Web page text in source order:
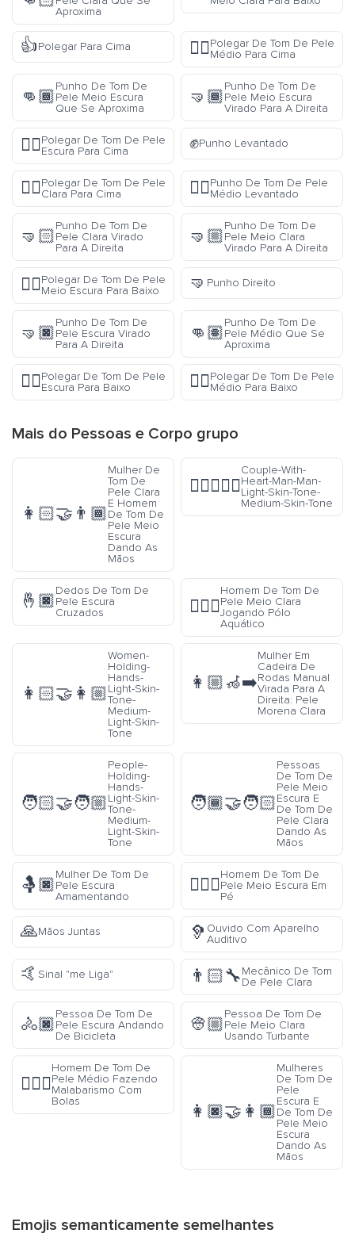
Aproxima
👍Polegar Para Cima 👍🏽Polegar De Tom De Pele
Médio Para Cima
👊🏾
Punho De Tom De
Pele Meio Escura
Que Se Aproxima
🤜🏾
Punho De Tom De
Pele Meio Escura
Virado Para A Direita
👍🏿Polegar De Tom De Pele
Escura Para Cima
✊Punho Levantado
👍🏻Polegar De Tom De Pele
Clara Para Cima
✊🏽Punho De Tom De Pele
Médio Levantado
🤜🏻
Punho De Tom De
Pele Clara Virado
Para A Direita
🤜🏼
Punho De Tom De
Pele Meio Clara
Virado Para A Direita
👎🏾Polegar De Tom De Pele
Meio Escura Para Baixo
🤜 Punho Direito
🤜🏿
Punho De Tom De
Pele Escura Virado
Para A Direita
👊🏽
Punho De Tom De
Pele Médio Que Se
Aproxima
👎🏿Polegar De Tom De Pele
Escura Para Baixo
👎🏽Polegar De Tom De Pele
Médio Para Baixo
Mais do Pessoas e Corpo grupo
👩🏻‍🤝‍👨🏾
Mulher De
Tom De
Pele Clara
E Homem
De Tom De
Pele Meio
Escura
Dando As
Mãos
👨🏻‍❤️‍👨🏽
Couple-With-
Heart-Man-Man-
Light-Skin-Tone-
Medium-Skin-Tone
🤞🏿
Dedos De Tom De
Pele Escura
Cruzados
🤽🏼‍♂️
Homem De Tom De
Pele Meio Clara
Jogando Pólo
Aquático
👩🏻‍🤝‍👩🏼
Women-
Holding-
Hands-
Light-Skin-
Tone-
Medium-
Light-Skin-
Tone
👩🏼‍🦽‍➡️
Mulher Em
Cadeira De
Rodas Manual
Virada Para A
Direita: Pele
Morena Clara
🧑🏻‍🤝‍🧑🏼
People-
Holding-
Hands-
Light-Skin-
Tone-
Medium-
Light-Skin-
Tone
🧑🏾‍🤝‍🧑🏻
Pessoas
De Tom De
Pele Meio
Escura E
De Tom De
Pele Clara
Dando As
Mãos
🤱🏿
Mulher De Tom De
Pele Escura
Amamentando
🧍🏾‍♂️
Homem De Tom De
Pele Meio Escura Em
Pé
🙏Mãos Juntas 🦻 Ouvido Com Aparelho
Auditivo
🤙 Sinal "me Liga" 👨🏻‍🔧Mecânico De Tom
De Pele Clara
🚴🏿
Pessoa De Tom De
Pele Escura Andando
De Bicicleta
👳🏼
Pessoa De Tom De
Pele Meio Clara
Usando Turbante
🤹🏽‍♂️
Homem De Tom De
Pele Médio Fazendo
Malabarismo Com
Bolas
👩🏿‍🤝‍👩🏾
Mulheres
De Tom De
Pele
Escura E
De Tom De
Pele Meio
Escura
Dando As
Mãos
Emojis semanticamente semelhantes